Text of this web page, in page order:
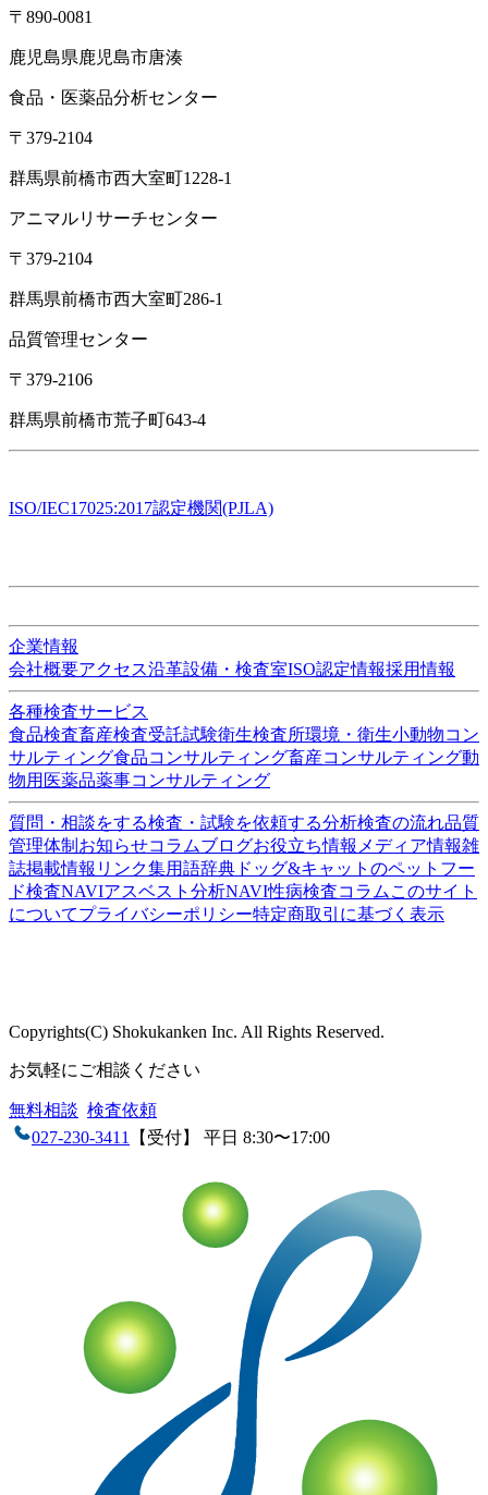
〒890-0081
鹿児島県鹿児島市唐湊
食品・医薬品分析センター
〒379-2104
群馬県前橋市西大室町1228-1
アニマルリサーチセンター
〒379-2104
群馬県前橋市西大室町286-1
品質管理センター
〒379-2106
群馬県前橋市荒子町643-4
ISO/IEC17025:2017認定機関(PJLA)
設備・検査室 ISO認定情報
各種検査サービス
食品検査
畜産検査 受託試験 衛生検査所
コンサルティング 食品コンサルティング
動物用医薬品薬事コンサルティング
質問・相談をする 検査・試験を依頼する
分析検査の流れ
品質管理体制
お知らせ コラム ブログ お役立ち情報
雑誌掲載情報 リンク集 用語辞典 ドッグ&キャ